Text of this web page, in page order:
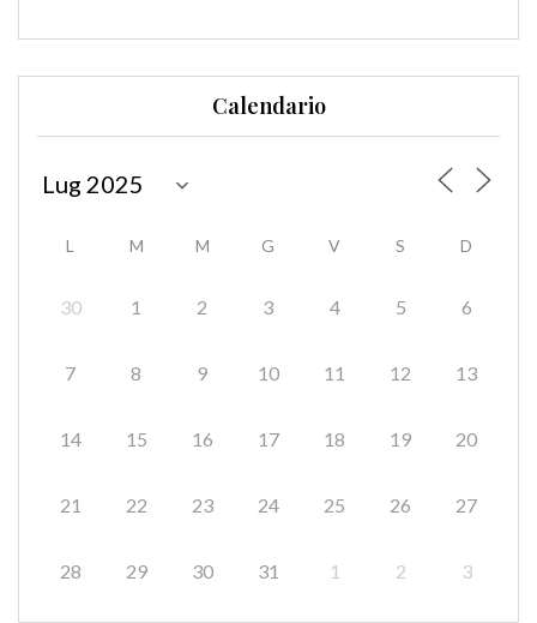
Calendario
L M M G V S D
30 1 2 3 4 5 6
7 8 9 10 11 12 13
14 15 16 17 18 19 20
21 22 23 24 25 26 27
28 29 30 31 1 2 3